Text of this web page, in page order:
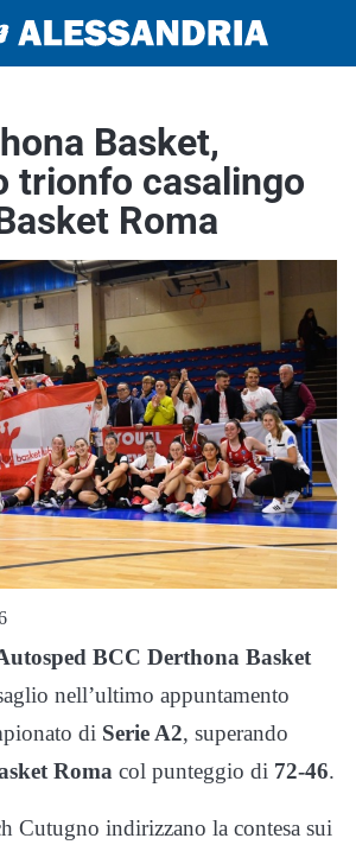
Basket,
trionfo casalingo
Roma
BCC Derthona Basket
nell’ultimo appuntamento
di Serie A2, superando
Roma col punteggio di 72-46.
Cutugno indirizzano la contesa sui